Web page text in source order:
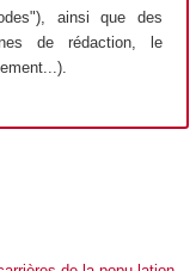
ainsi que des
de rédaction, le